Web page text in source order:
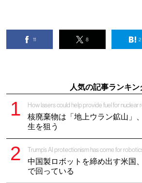
11 8 2
人気の記事ランキン
How lasers could help provide fuel for nuclear
核廃棄物は「地上ウラン鉱山」
生を狙う
Trump’s AI protectionism has come for
中国製ロボットを締め出す米国
で回っている